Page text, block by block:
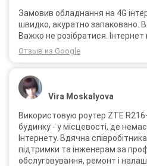
Замовив обладнання на 4G
швидко, акуратно запаковано.
Важко не розібратися. Інтернет
Отзыв из Google
Vira Moskalyova
Використовую роутер ZTE
будинку - у місцевості, де
Інтернету. Вдячна
підтримки та інженерам за професійне і
обслуговування, ремонт і